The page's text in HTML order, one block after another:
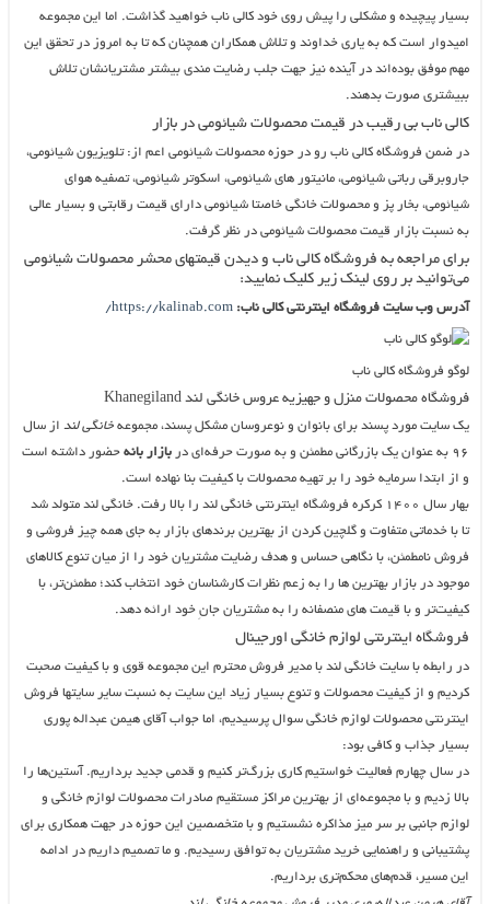
بسیار پیچیده و مشکلی را پیش روی خود کالی ناب خواهید گذاشت. اما این مجموعه
امیدوار است که به یاری خداوند و تلاش همکاران همچنان که تا به امروز در تحقق این
مهم موفق بوده‌اند در آینده نیز جهت جلب رضایت مندی بیشتر مشتریانشان تلاش
ببیشتری صورت بدهند.
کالی ناب بی رقیب در قیمت محصولات شیائومی در بازار
در ضمن فروشگاه کالی ناب رو در حوزه محصولات شیائومی اعم از: تلویزیون شیائومی،
جاروبرقی رباتی شیائومی، مانیتور های شیائومی، اسکوتر شیائومی، تصفیه هوای
شیائومی، بخار پز و محصولات خانگی خاصتا شیائومی دارای قیمت رقابتی و بسیار عالی
به نسبت بازار قیمت محصولات شیائومی در نظر گرفت.
برای مراجعه به فروشگاه کالی ناب و دیدن قیمتهای محشر محصولات شیائومی
می‌توانید بر روی لینک زیر کلیک نمایید:
آدرس وب سایت فروشگاه اینترنتی کالی ناب: https://kalinab.com/
لوگو فروشگاه کالی ناب
فروشگاه محصولات منزل و جهیزیه عروس خانگی لند Khanegiland
یک سایت مورد پسند برای بانوان و نوعروسان مشکل پسند، مجموعهخانگی لنداز سال
۹۶ به عنوان یک بازرگانی مطمئن و به صورت حرفه‌ای در
بازار بانهحضور داشته است
و از ابتدا سرمایه خود را بر تهیه محصولات با کیفیت بنا نهاده است.
بهار سال ۱۴۰۰ کرکره فروشگاه اینترنتی خانگی لند را بالا رفت. خانگی لند متولد شد
تا با خدماتی متفاوت و گلچین کردن از بهترین برندهای بازار به جای همه چیز فروشی و
فروش نامطمئن، با نگاهی حساس و هدف رضایت مشتریان خود را از میان تنوع کالاهای
موجود در بازار بهترین ها را به زعم نظرات کارشناسان خود انتخاب کند؛ مطمئن‌تر، با
کیفیت‌تر و با قیمت های منصفانه را به مشتریان جانِ خود ارائه دهد.
فروشگاه اینترنتی لوازم خانگی اورجینال
در رابطه با سایت خانگی لند با مدیر فروش محترم این مجموعه قوی و با کیفیت صحبت
کردیم و از کیفیت محصولات و تنوع بسیار زیاد این سایت به نسبت سایر سایتها فروش
اینترنتی محصولات لوازم خانگی سوال پرسیدیم، اما جواب آقای هیمن عبداله پوری
بسیار جذاب و کافی بود:
در سال چهارم فعالیت خواستیم کاری بزرگ‌تر کنیم و قدمی جدید برداریم. آستین‌ها را
بالا زدیم و با مجموعه‌ای از بهترین مراکز مستقیم صادرات محصولات لوازم خانگی و
لوازم جانبی بر سر میز مذاکره نشستیم و با متخصصین این حوزه در جهت همکاری برای
پشتیبانی و راهنمایی خرید مشتریان به توافق رسیدیم. و ما تصمیم داریم در ادامه
این مسیر، قدم‌های محکم‌تری برداریم.